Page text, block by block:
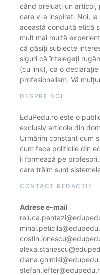
când preluați un
care v-a inspirat. Noi,
această conduită etică
mult mai multă
că găsiți subiecte
siguri că înțelegeți
(cu link), ca o
profesionalism. Vă
DESPRE NOI
EduPedu.ro este o
exclusiv articole din
Urmărim constant cum
cum face politicile din
îi formează pe
care trăim sunt
CONTACT REDACȚIE
Adrese e-mail